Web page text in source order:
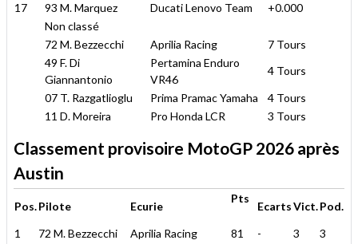
17
93 M. Marquez Ducati Lenovo Team
+0.000
Non classé
72 M. Bezzecchi
Aprilia Racing
7 Tours
49 F. Di
Giannantonio
Pertamina Enduro
VR46
4 Tours
07 T. Razgatlioglu
Prima Pramac Yamaha
4 Tours
11 D. Moreira
Pro Honda LCR 3 Tours
Classement provisoire MotoGP 2026 après
Austin
Pos.Pilote Ecurie
Pts
EcartsVict.Pod.
1
72 M. Bezzecchi Aprilia Racing 81 - 3
3